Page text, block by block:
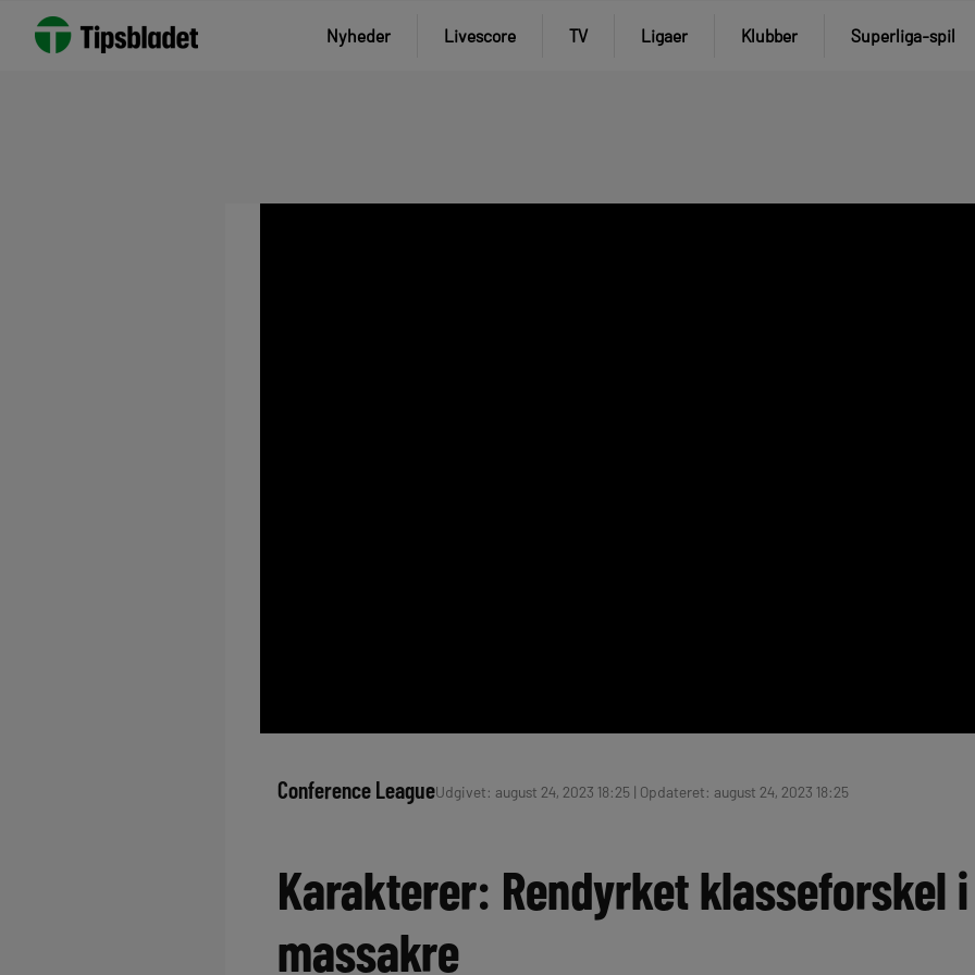
Nyheder Livescore TV Ligaer Klubber Superliga-spil
Conference LeagueUdgivet: august 24, 2023 18:25 | Opdateret: august 24, 2023 18:25
Karakterer: Rendyrket klasseforskel i
massakre